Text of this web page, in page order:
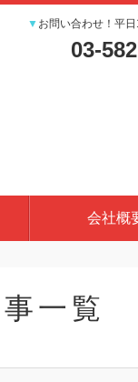
▼ お問い合わせ！平
03-
会社概
一覧